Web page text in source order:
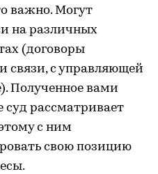
важно. Могут
на различных
(договоры
связи, с управляющей
Полученное вами
суд рассматривает
с ним
свою позицию